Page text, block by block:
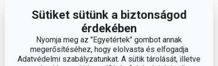
Sütiket sütünk a biztonságod
érdekében
Nyomja meg az "Egyetértek" gombot annak
megerősítéséhez, hogy elolvasta és elfogadja
Adatvédelmi szabályzatunkat. A sütik tárolását, illetve
Olvasson kevesebbet